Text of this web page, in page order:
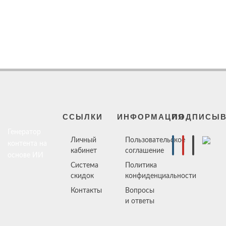
ССЫЛКИ
Личный
кабинет
Система
скидок
Контакты
ИНФОРМАЦИЯ
Пользовательское
соглашение
Политика
конфиденциальности
Вопросы
и ответы